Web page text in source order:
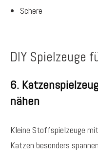
Schere
DIY Spielzeuge
6.
nähen
Kleine Stoffspielzeuge
Katzen besonders